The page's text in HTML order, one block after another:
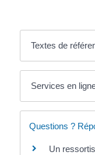
Textes de
Services en
Questions ?
Un